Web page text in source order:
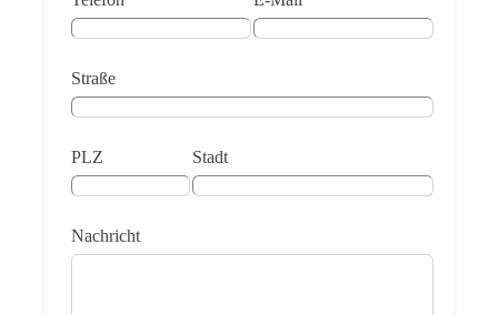
Straße
PLZ Stadt
Nachricht